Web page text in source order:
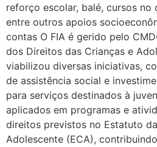
reforço escolar, balé, cursos no
entre outros apoios
contas O FIA é gerido pelo
dos Direitos das Crianças e
viabilizou diversas iniciativas,
de assistência social e
para serviços destinados à
aplicados em programas e
direitos previstos no Estatuto
Adolescente (ECA),